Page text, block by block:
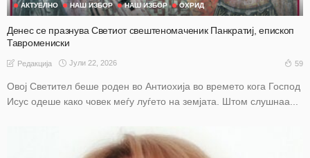
АКТУЕЛНО НАШ ИЗБОР НАШ ИЗБОР ОХРИД
Денес се празнува Светиот свештеномаченик Панкратиј, епископ
Тавромениски
Редакција Јули 22, 2026 59
Овој Светител беше роден во Антиохија во времето кога Господ
Исус одеше како човек меѓу луѓето на земјата. Штом слушнаа...